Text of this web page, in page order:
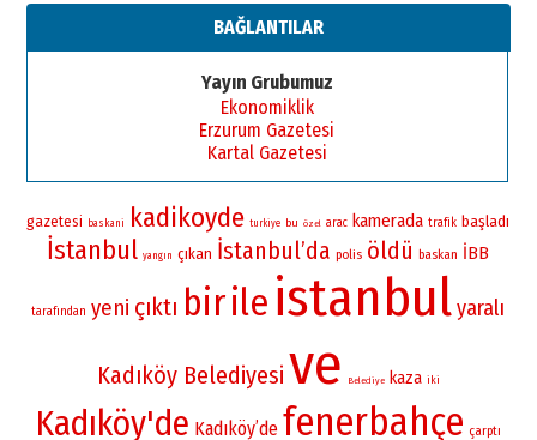
BAĞLANTILAR
Yayın Grubumuz
Ekonomiklik
Erzurum Gazetesi
Kartal Gazetesi
gazetesi baskani kadikoyde turkiye bu özel arac kamerada trafik başladı
İstanbul yangın çıkan İstanbul’da polis öldü baskan İBB
tarafından yeni çıktı birile istanbul yaralı
Kadıköy Belediyesi ve Belediye kaza iki
Kadıköy'de Kadıköy’de fenerbahçe çarptı